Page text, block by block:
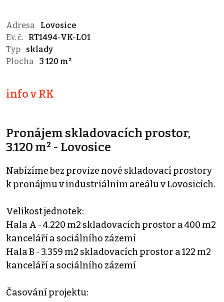
Adresa
Lovosice
Ev. č.
RT1494-VK-LO1
Typ
sklady
Plocha
3 120 m²
info v RK
Pronájem skladovacích prostor,
3.120 m² - Lovosice
Nabízíme bez provize nové skladovací prostory
k pronájmu v industriálním areálu v Lovosicích.
Velikost jednotek:
Hala A - 4.220 m2 skladovacích prostor a 400 m2
kanceláří a sociálního zázemí
Hala B - 3.359 m2 skladovacích prostor a 122 m2
kanceláří a sociálního zázemí
Časování projektu: